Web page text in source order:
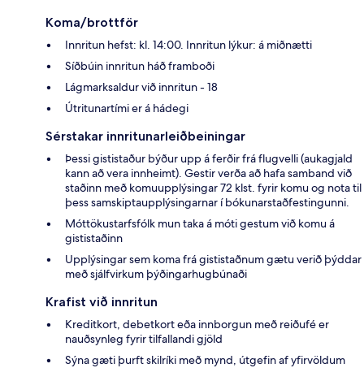
Koma/brottför
Innritun hefst: kl. 14:00. Innritun lýkur: á miðnætti
Síðbúin innritun háð framboði
Lágmarksaldur við innritun - 18
Útritunartími er á hádegi
Sérstakar innritunarleiðbeiningar
Þessi gististaður býður upp á ferðir frá flugvelli (aukagjald
kann að vera innheimt). Gestir verða að hafa samband við
staðinn með komuupplýsingar 72 klst. fyrir komu og nota til
þess samskiptaupplýsingarnar í bókunarstaðfestingunni.
Móttökustarfsfólk mun taka á móti gestum við komu á
gististaðinn
Upplýsingar sem koma frá gististaðnum gætu verið þýddar
með sjálfvirkum þýðingarhugbúnaði
Krafist við innritun
Kreditkort, debetkort eða innborgun með reiðufé er
nauðsynleg fyrir tilfallandi gjöld
Sýna gæti þurft skilríki með mynd, útgefin af yfirvöldum